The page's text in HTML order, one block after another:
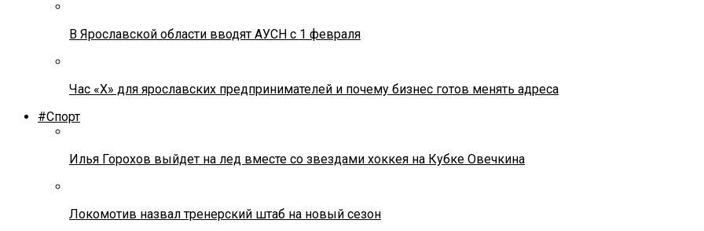
В Ярославской области вводят АУСН с 1 февраля
Час «Х» для ярославских предпринимателей и почему бизнес готов менять адреса
#Спорт
Илья Горохов выйдет на лед вместе со звездами хоккея на Кубке Овечкина
Локомотив назвал тренерский штаб на новый сезон